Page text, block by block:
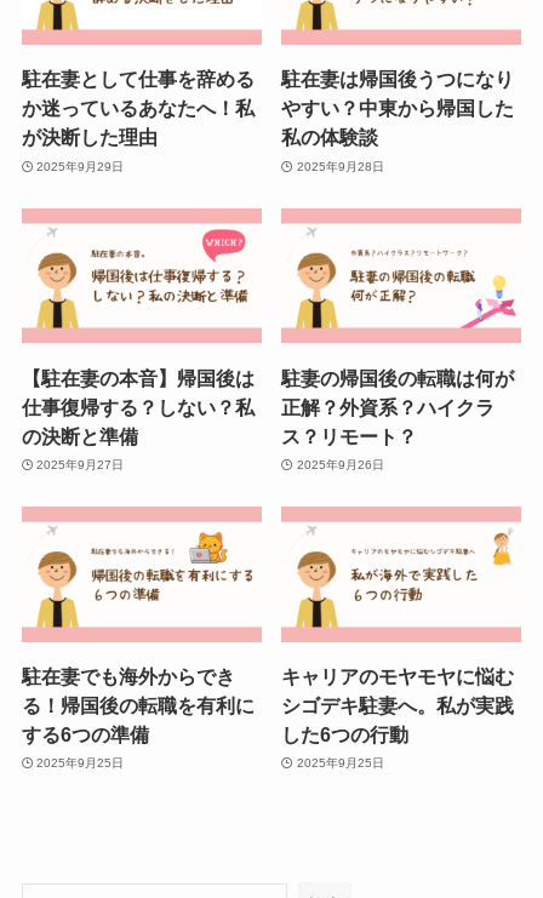
駐在妻として仕事を辞める
か迷っているあなたへ！私
が決断した理由
2025年9月29日
駐在妻は帰国後うつになり
やすい？中東から帰国した
私の体験談
2025年9月28日
【駐在妻の本音】帰国後は
仕事復帰する？しない？私
の決断と準備
2025年9月27日
駐妻の帰国後の転職は何が
正解？外資系？ハイクラ
ス？リモート？
2025年9月26日
駐在妻でも海外からでき
る！帰国後の転職を有利に
する6つの準備
2025年9月25日
キャリアのモヤモヤに悩む
シゴデキ駐妻へ。私が実践
した6つの行動
2025年9月25日